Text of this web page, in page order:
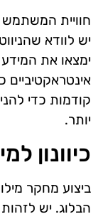
חוויית המשתמש
יש לוודא
ימצאו את
אינטראקטיביים
קודמות כדי
יותר.
כיוונון
ביצוע מחקר
הבלוג. יש